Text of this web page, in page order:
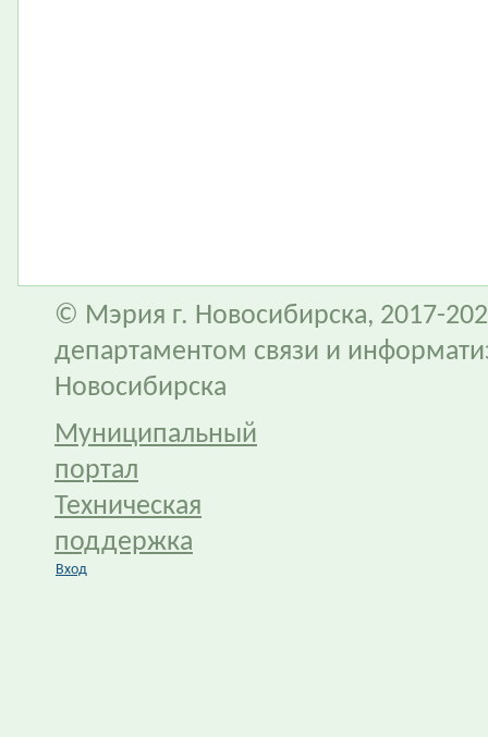
© Мэрия г. Новосибирска, 2017-
департаментом связи и
Новосибирска
Муниципальный
портал
Техническая
поддержка
Вход